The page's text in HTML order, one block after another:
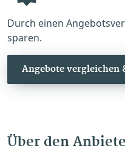
Durch einen
sparen.
Angebote vergleichen
Über den